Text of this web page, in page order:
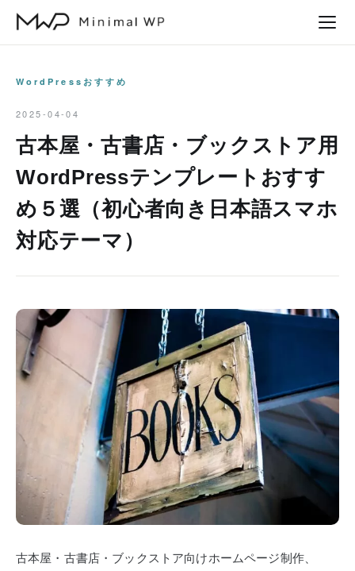
WordPressおすすめ
2025-04-04
古本屋・古書店・ブックストア用
WordPressテンプレートおすす
め５選（初心者向き日本語スマホ
対応テーマ）
古本屋・古書店・ブックストア向けホームページ制作、